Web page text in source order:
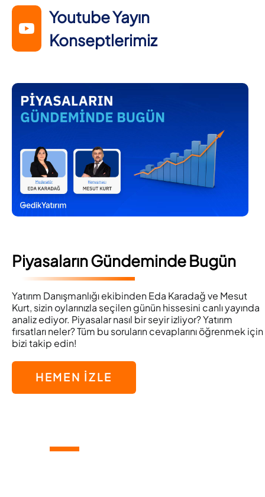
Youtube Yayın
Konseptlerimiz
Piyasaların Gündeminde Bugün
Yatırım Danışmanlığı ekibinden Eda Karadağ ve Mesut
Kurt, sizin oylarınızla seçilen günün hissesini canlı yayında
analiz ediyor. Piyasalar nasıl bir seyir izliyor? Yatırım
fırsatları neler? Tüm bu soruların cevaplarını öğrenmek için
bizi takip edin!
HEMEN İZLE